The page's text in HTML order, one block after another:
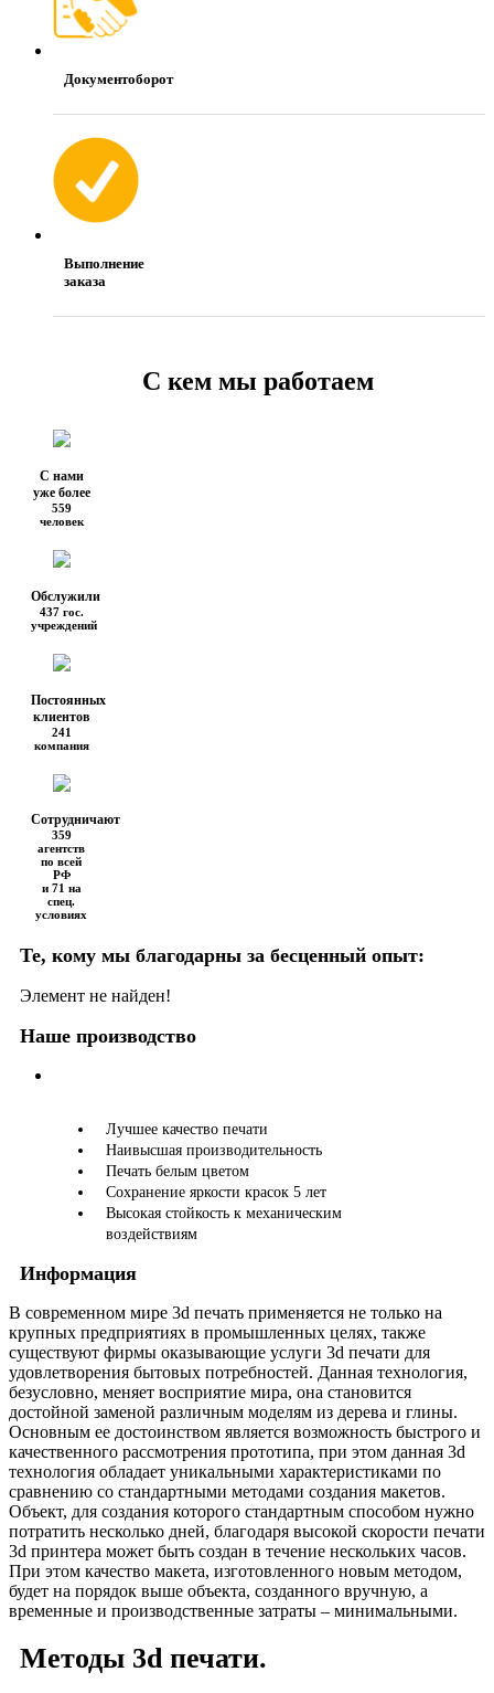
Документоборот
Выполнение
заказа
С кем мы работаем
С нами
уже более
559
человек
Обслужили
437 гос.
учреждений
Постоянных
клиентов
241
компания
Сотрудничают
359
агентств
по всей
РФ
и 71 на
спец.
условиях
Те, кому мы благодарны за бесценный опыт:
Элемент не найден!
Наше производство
Лучшее качество печати
Наивысшая производительность
Печать белым цветом
Сохранение яркости красок 5 лет
Высокая стойкость к механическим
воздействиям
Информация
В современном мире 3d печать применяется не только на
крупных предприятиях в промышленных целях, также
существуют фирмы оказывающие услуги 3d печати для
удовлетворения бытовых потребностей. Данная технология,
безусловно, меняет восприятие мира, она становится
достойной заменой различным моделям из дерева и глины.
Основным ее достоинством является возможность быстрого и
качественного рассмотрения прототипа, при этом данная 3d
технология обладает уникальными характеристиками по
сравнению со стандартными методами создания макетов.
Объект, для создания которого стандартным способом нужно
потратить несколько дней, благодаря высокой скорости печати
3d принтера может быть создан в течение нескольких часов.
При этом качество макета, изготовленного новым методом,
будет на порядок выше объекта, созданного вручную, а
временные и производственные затраты – минимальными.
Методы 3d печати.